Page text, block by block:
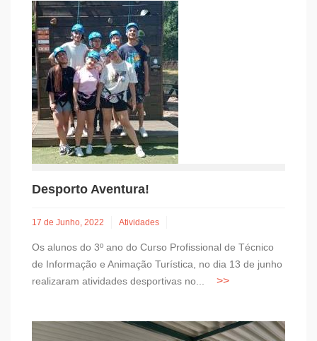
Desporto Aventura!
17 de Junho, 2022 Atividades
Os alunos do 3º ano do Curso Profissional de Técnico
de Informação e Animação Turística, no dia 13 de junho
realizaram atividades desportivas no...